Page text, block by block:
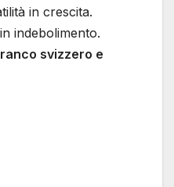
in crescita.
in indebolimento.
svizzero e